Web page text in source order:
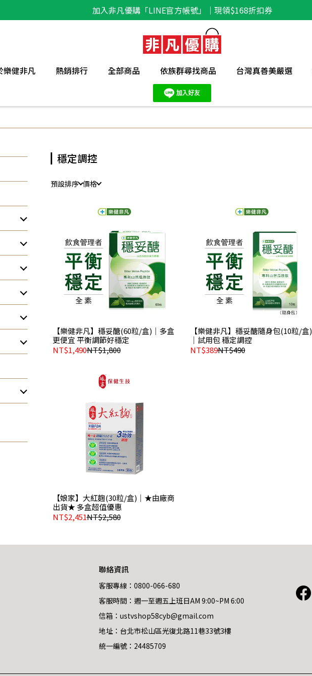
加入非凡優購「LINE官方帳號」｜現領$168折扣券
樂健非凡 熱銷排行 全部商品 依族群尋找商品 台灣真善美嚴選
穩定調控
預設排序 價格
【樂健非凡】穩妥醣(60粒/盒)｜多盒
更便宜 平衡調節好穩定
NT$1,490NT$1,800
【樂健非凡】穩妥醣隨身包(10粒/盒)
｜試用包 穩定調控
NT$389NT$490
【娘家】大紅麴(30粒/盒)｜★由廠商
出貨★ 多盒超值優惠
NT$2,451NT$2,580
聯絡資訊
客服專線：0800-066-680
客服時間：週一至週五上班日AM 9:00~PM 6:00
信箱：ustvshop58cyb@gmail.com
地址：台北市松山區光復北路11巷33號3樓
統一編號：24485709